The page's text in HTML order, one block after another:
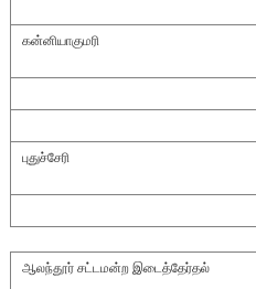
கன்னியாகுமரி
புதுச்சேரி
ஆலந்தூர் சட்டமன்ற இடைத்தேர்தல்